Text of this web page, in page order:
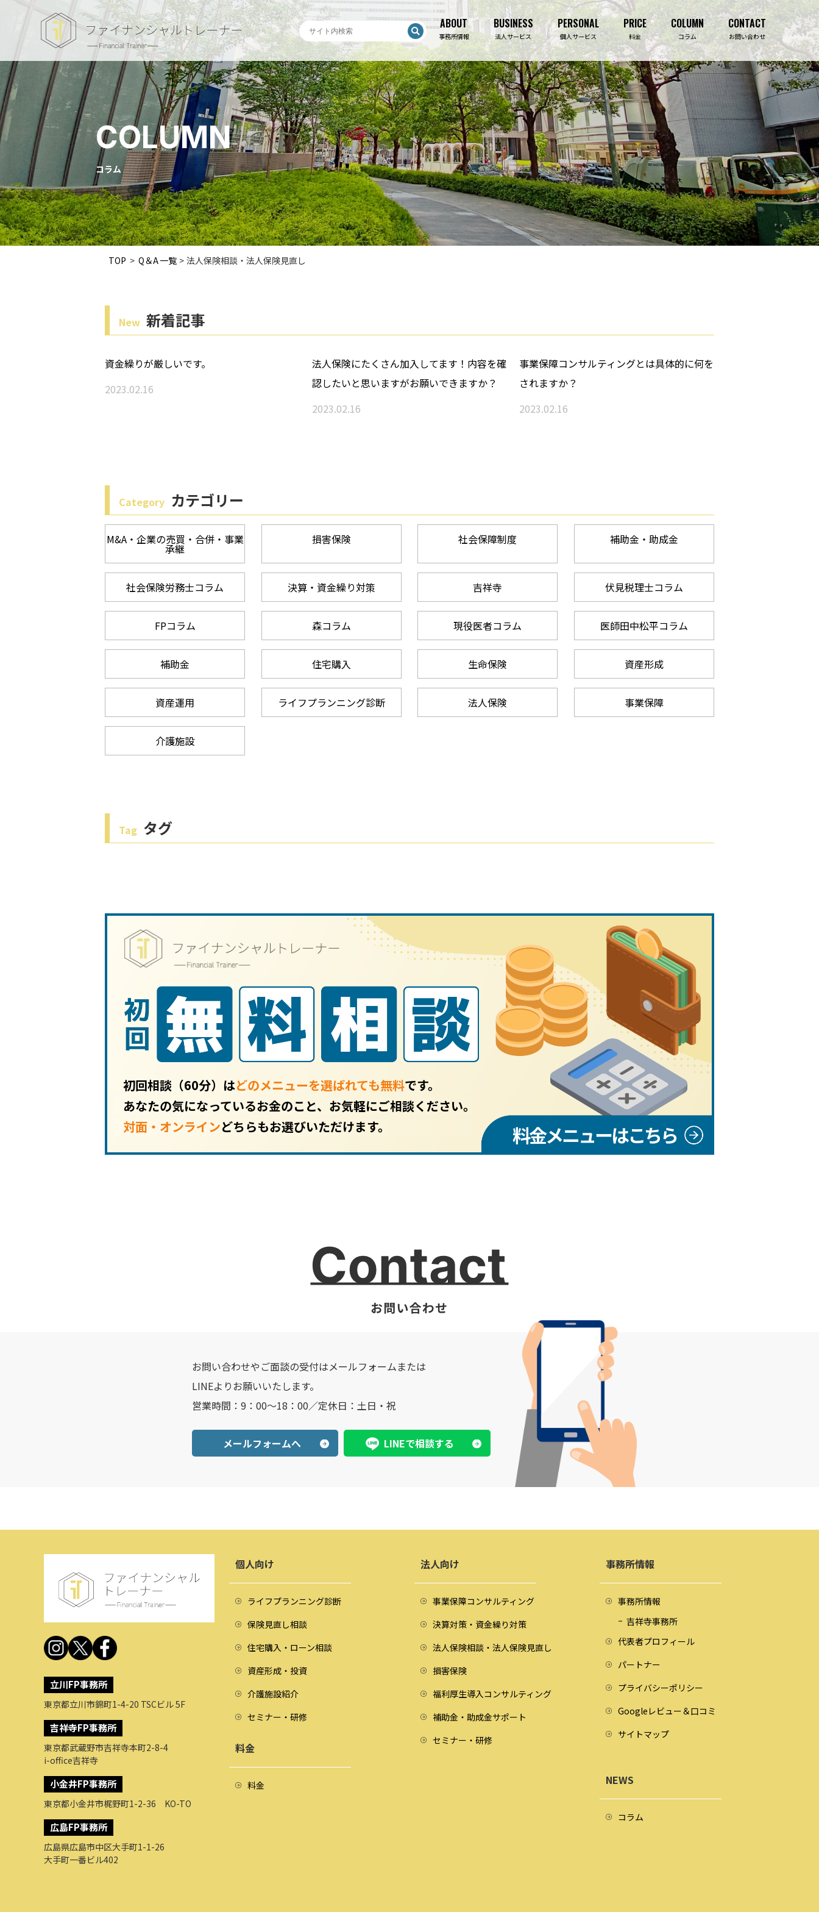
ABOUT
ABOUT
事務所情報
吉祥寺事務所
BUSINESS
BUSINESS
法人サービス
事業保障コンサルティング
決算・資金繰り対策
法人保険コンサルティング
損害保険
福利厚生導入コンサルティング
補助金・助成金サポート
PERSONAL
PERSONAL
個人サービス
ライフプランニング診断
生命保険相談
住宅購入相談
資産形成相談
介護施設紹介
セミナー・研修
PRICE
PRICE
料金
COLUMN
COLUMN
コラム
CONTACT
CONTACT
お問い合わせ
COLUMN
コラム
TOP > Q＆A > 法人保険相談・法人保険見直し
New 新着記事
資金繰りが厳しいです。
2023.02.16
法人保険にたくさん加入してます！内容を確
認したいと思いますがお願いできますか？
2023.02.16
事業保障コンサルティングとは具体的に何を
されますか？
2023.02.16
Category カテゴリー
M&A・企業の売買・合併・事業
承継
損害保険 社会保障制度 補助金・助成金
社会保険労務士コラム 決算・資金繰り対策 吉祥寺 伏見税理士コラム
FPコラム 森コラム 現役医者コラム 医師田中松平コラム
補助金 住宅購入 生命保険 資産形成
資産運用 ライフプランニング診断 法人保険 事業保障
介護施設
Tag タグ
初回相談（60分）はどのメニューを選ばれても無料です。
あなたの気になっているお金のこと、お気軽にご相談ください。
対面・オンラインどちらもお選びいただけます。 料金メニューはこちら
お問い合わせやご面談の受付はメールフォームまたは
LINEよりお願いいたします。
営業時間：9：00～18：00／定休日：土日・祝
メールフォームへ LINEで相談する
立川FP事務所
東京都立川市錦町1-4-20 TSCビル 5F
吉祥寺FP事務所
東京都武蔵野市吉祥寺本町2-8-4
i-office吉祥寺
小金井FP事務所
東京都小金井市梶野町1-2-36 KO-TO
広島FP事務所
広島県広島市中区大手町1-1-26
大手町一番ビル402
個人向け
ライフプランニング診断
保険見直し相談
住宅購入・ローン相談
資産形成・投資
介護施設紹介
セミナー・研修
料金
料金
法人向け
事業保障コンサルティング
決算対策・資金繰り対策
法人保険相談・法人保険見直し
損害保険
福利厚生導入コンサルティング
補助金・助成金サポート
セミナー・研修
事務所情報
事務所情報
吉祥寺事務所
代表者プロフィール
パートナー
プライバシーポリシー
Googleレビュー＆口コミ
サイトマップ
NEWS
コラム